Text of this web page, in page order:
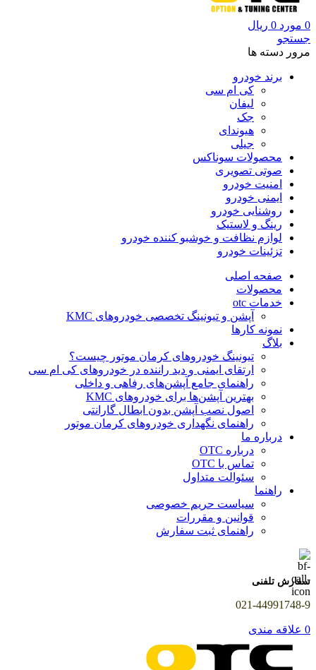
0 مورد 0 ریال
جستجو
مرور دسته ها
برند خودرو
کی ام سی
لیفان
جک
هیوندای
جیلی
محصولات سوناکس
صوتی تصویری
امنیت خودرو
ایمنی خودرو
روشنایی خودرو
رینگ و لاستیک
لوازم نظافت و خوشبو کننده خودرو
تزئینات خودرو
صفحه اصلی
محصولات
خدمات otc
آپشن و تیونینگ تخصصی خودروهای KMC
نمونه کارها
بلاگ
تیونینگ خودروهای کرمان موتور چیست؟
ارتقای ایمنی و دید راننده در خودروهای کی ام سی
راهنمای جامع آپشن‌های رفاهی و داخلی
بهترین آپشن‌ها برای خودروهای KMC
اصول نصب آپشن بدون ابطال گارانتی
راهنمای نگهداری خودروهای کرمان موتور
درباره ما
درباره OTC
تماس با OTC
سئوالت متداول
راهنما
سیاست حریم خصوصی
قوانین و مقررات
راهنمای ثبت سفارش
سفارش تلفنی
021-44991748-9
0 علاقه مندی